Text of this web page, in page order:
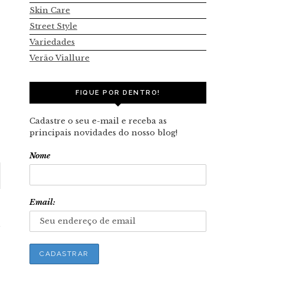
Skin Care
Street Style
Variedades
Verão Viallure
FIQUE POR DENTRO!
Cadastre o seu e-mail e receba as
principais novidades do nosso blog!
Nome
Email: